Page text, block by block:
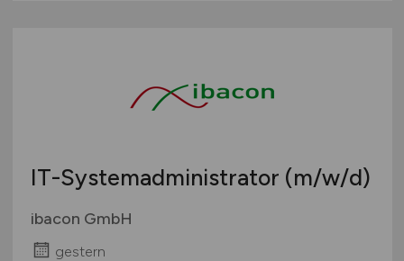
IT-Systemadministrator (m/w/d)
ibacon GmbH
gestern